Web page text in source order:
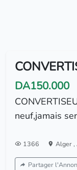
DA150.000
neuf,jamais
1366 Alger,
Partager